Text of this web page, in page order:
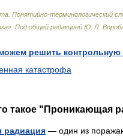
Понятийно-терминологический
» Под общей редакцией Ю Л
решить контрольную
катастрофа
такое "Проникающая
радиация — один из